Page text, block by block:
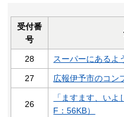
受付番
号
28 スーパーにあるよ
27 広報伊予市のコン
26
「ますます、い
F：56KB）